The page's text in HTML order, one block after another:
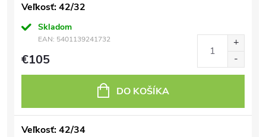
Veľkosť: 42/32
Skladom
EAN: 5401139241732
€105
DO KOŠÍKA
Veľkosť: 42/34